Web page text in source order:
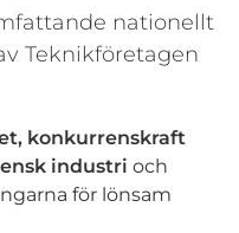
nationellt
Teknikföretagen
konkurrenskraft
industri och
för lönsam